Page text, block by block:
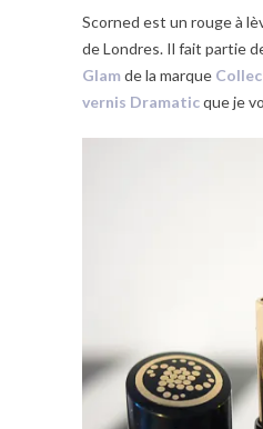
Scorned est un rouge à
de Londres. Il fait partie
Glam de la marque
vernis Dramaticque je